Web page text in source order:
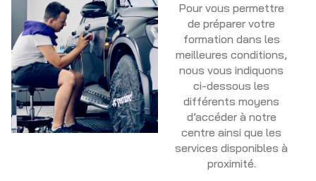
Pour vous permettre
de préparer votre
formation dans les
meilleures conditions,
nous vous indiquons
ci-dessous les
différents moyens
d’accéder à notre
centre ainsi que les
services disponibles à
proximité.